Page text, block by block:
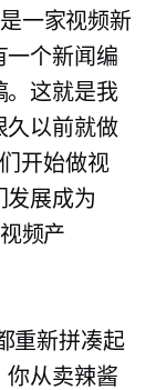
一家视频新
一个新闻编
。这就是我
久以前就做
开始做视
发展成为
视频产
重新拼凑起
你从卖辣酱